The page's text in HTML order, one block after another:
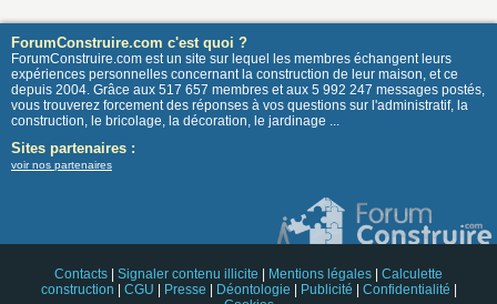
ForumConstruire.com c'est quoi ?
ForumConstruire.com est un site sur lequel les membres échangent leurs
expériences personnelles concernant la construction de leur maison, et ce
depuis 2004. Grâce aux 517 657 membres et aux 5 992 247 messages postés,
vous trouverez forcement des réponses à vos questions sur l'administratif, la
construction, le bricolage, la décoration, le jardinage ...
Sites partenaires :
voir nos partenaires
Contacts Signaler contenu illicite Mentions légales
Calculette
construction
CGU Presse Déontologie Publicité Confidentialité